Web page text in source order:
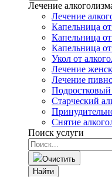
Лечение
Лечение
Капельница от
Капельница от
Капельница
Укол от
Лечение
Лечение
Подростковый
Старческий
Снятие
Поиск услуги
Очистить
Найти